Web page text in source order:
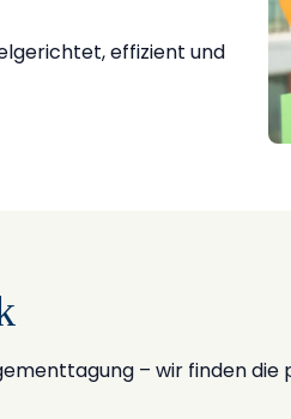
effizient und
– wir finden die